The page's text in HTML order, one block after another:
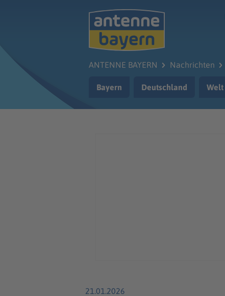
ANTENNE BAYERN Nachrichten
Bayern Deutschland Welt
21.01.2026